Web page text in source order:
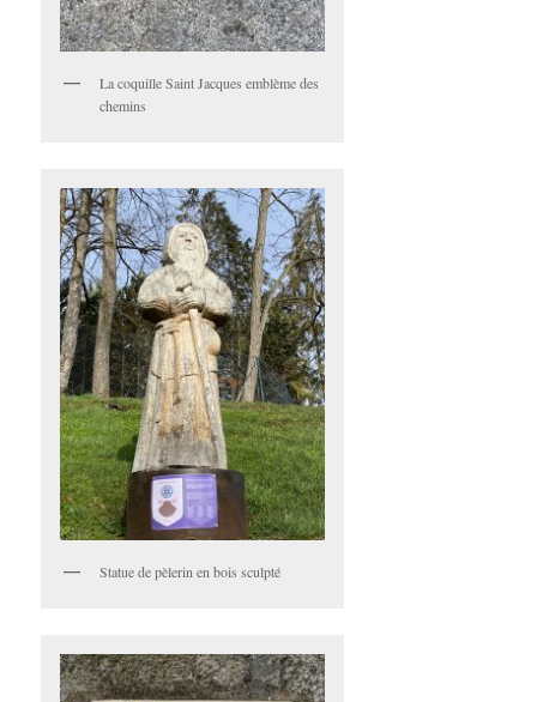
La coquille Saint Jacques emblème des
chemins
Statue de pèlerin en bois sculpté